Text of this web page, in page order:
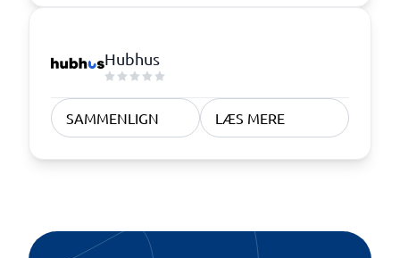
Hubhus
SAMMENLIGN LÆS MERE